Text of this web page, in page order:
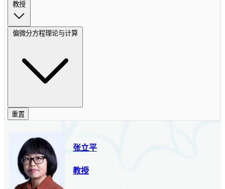
教授
偏微分方程理论与计算
重置
张立平
教授